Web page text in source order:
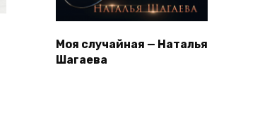
Моя случайная — Наталья
Шагаева